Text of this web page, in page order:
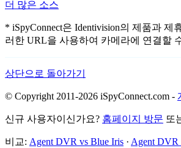
더 많은 소스
* iSpyConnect은 Identivision의 제품과
러한 URL을 사용하여 카메라에 연결할
상단으로 돌아가기
© Copyright 2011-2026 iSpyConnect.com -
신규 사용자이신가요? 홈페이지 방문 또
비교: Agent DVR vs Blue Iris · Agent DVR